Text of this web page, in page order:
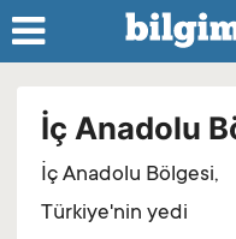
İç Anadolu
İç Anadolu Bölgesi,
Türkiye'nin yedi